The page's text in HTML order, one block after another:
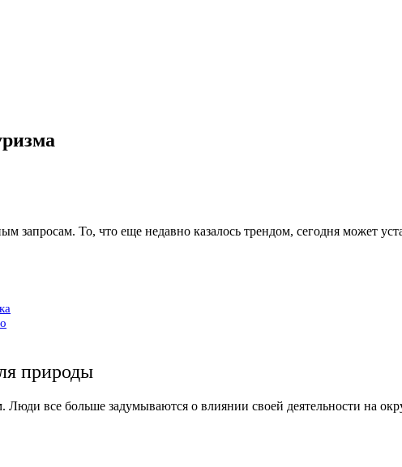
запросам. То, что еще недавно казалось трендом, сегодня может
природы
все больше задумываются о влиянии своей деятельности на